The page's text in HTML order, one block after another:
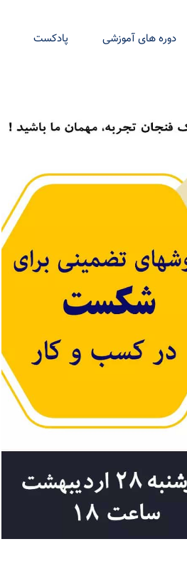
دوره های آموزشی پادکست